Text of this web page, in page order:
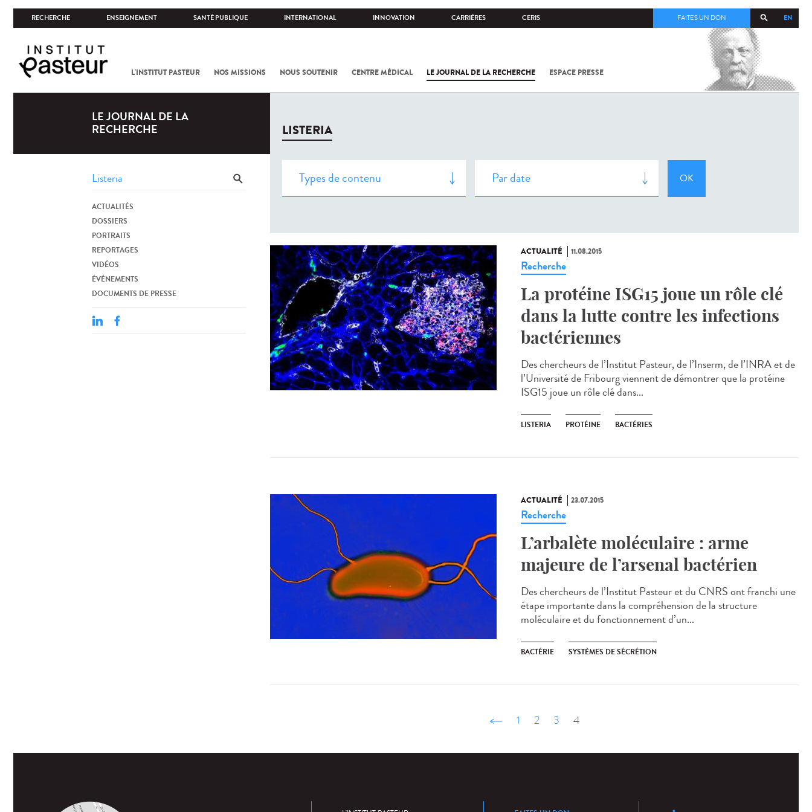
RECHERCHE ENSEIGNEMENT SANTÉ PUBLIQUE INTERNATIONAL INNOVATION CARRIÈRES CERIS EN
FAITES UN DON
L'INSTITUT PASTEUR NOS MISSIONS NOUS SOUTENIR CENTRE MÉDICAL LE JOURNAL DE LA RECHERCHE ESPACE PRESSE
COV-2 /
LE JOURNAL DE LA
RECHERCHE
ACTUALITÉS
DOSSIERS
PORTRAITS
REPORTAGES
VIDÉOS
ÉVÉNEMENTS
DOCUMENTS DE PRESSE
LISTERIA
ACTUALITÉ 11.08.2015
Recherche
La protéine ISG15 joue un rôle clé
dans la lutte contre les infections
bactériennes
Des chercheurs de l’Institut Pasteur, de l’Inserm, de l’INRA et de
l’Université de Fribourg viennent de démontrer que la protéine
ISG15 joue un rôle clé dans...
LISTERIA PROTÉINE BACTÉRIES
ACTUALITÉ 23.07.2015
Recherche
L’arbalète moléculaire : arme
majeure de l’arsenal bactérien
Des chercheurs de l’Institut Pasteur et du CNRS ont franchi une
étape importante dans la compréhension de la structure
moléculaire et du fonctionnement d’un...
BACTÉRIE SYSTÈMES DE SÉCRÉTION
‹ précédent
1 2 3 4